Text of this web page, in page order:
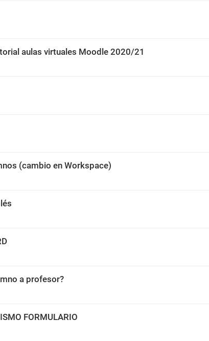
aulas virtuales Moodle 2020/21
(cambio en Workspace)
a profesor?
FORMULARIO